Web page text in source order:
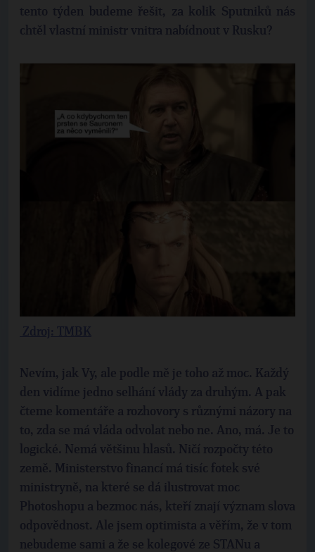
tento týden budeme řešit, za kolik Sputniků nás
chtěl vlastní ministr vnitra nabídnout v Rusku?
Nevím, jak Vy, ale podle mě je toho až moc. Každý
den vidíme jedno selhání vlády za druhým. A pak
čteme komentáře a rozhovory s různými názory na
to, zda se má vláda odvolat nebo ne. Ano, má. Je to
logické. Nemá většinu hlasů. Ničí rozpočty této
země. Ministerstvo financí má tisíc fotek své
ministryně, na které se dá ilustrovat moc
Photoshopu a bezmoc nás, kteří znají význam slova
odpovědnost. Ale jsem optimista a věřím, že v tom
nebudeme sami a že se kolegové ze STANu a